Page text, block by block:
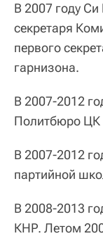
В 2007 году
секретаря
первого
гарнизона.
В 2007-2012
Политбюро ЦК
В 2007-2012
партийной
В 2008-2013
КНР. Летом